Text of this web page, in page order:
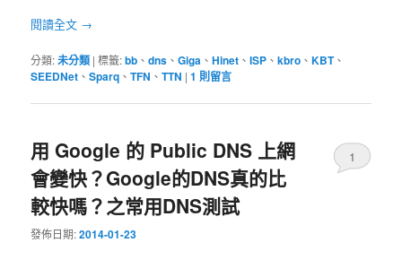
閱讀全文 →
分類:未分類 |標籤:bb 、dns 、Giga 、Hinet 、ISP 、kbro 、KBT、
SEEDNet 、Sparq 、TFN 、TTN |1 則留言
用 Google 的 Public DNS 上網
會變快？Google的DNS真的比
較快嗎？之常用DNS測試
發佈日期:2014-01-23
1